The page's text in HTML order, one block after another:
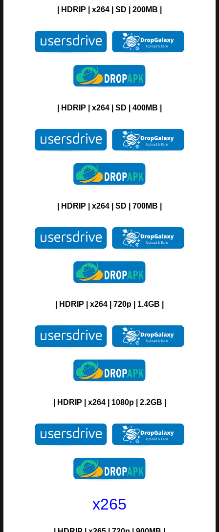
| H DRIP | x264 | SD | 200MB |
| H DRIP | x264 | SD | 400MB |
| H DRIP | x264 | SD | 700MB |
| H DRIP | x264 | 720p | 1.4GB |
| H DRIP | x264 | 1080p | 2.2GB |
x265